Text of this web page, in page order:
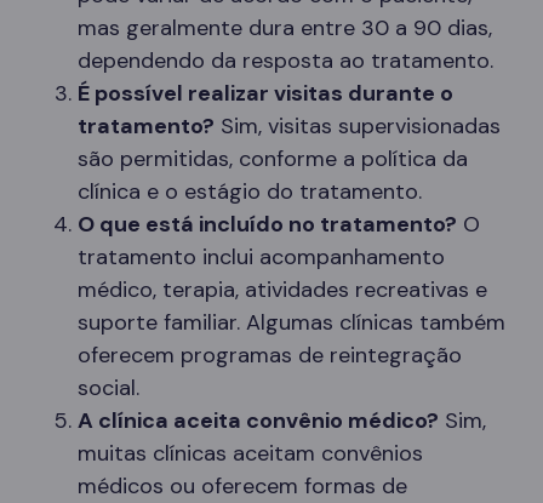
mas geralmente dura entre 30 a 90 dias,
dependendo da resposta ao tratamento.
É possível realizar visitas durante o
tratamento? Sim, visitas supervisionadas
são permitidas, conforme a política da
clínica e o estágio do tratamento.
O que está incluído no tratamento? O
tratamento inclui acompanhamento
médico, terapia, atividades recreativas e
suporte familiar. Algumas clínicas também
oferecem programas de reintegração
social.
A clínica aceita convênio médico? Sim,
muitas clínicas aceitam convênios
médicos ou oferecem formas de